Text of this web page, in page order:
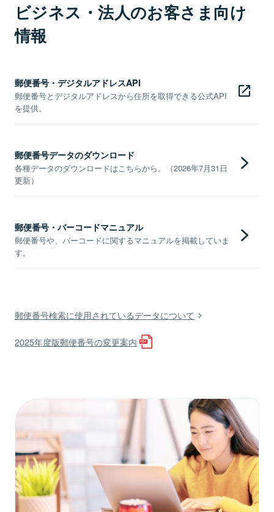
ビジネス・法人のお客さま向け
情報
郵便番号・デジタルアドレスAPI
郵便番号とデジタルアドレスから住所を取得できる公式API
を提供。
郵便番号データのダウンロード
各種データのダウンロードはこちらから。（2026年7月31日
更新）
郵便番号・バーコードマニュアル
郵便番号や、バーコードに関するマニュアルを掲載していま
す。
郵便番号検索に使用されているデータについて
2025年度版郵便番号の変更案内